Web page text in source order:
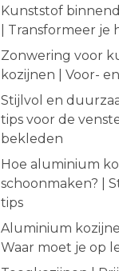
Kunststof
| Transformeer je
Zonwering voor
kozijnen | Voor-
Stijlvol en
tips voor de
bekleden
Hoe aluminium
schoonmaken? |
tips
Aluminium
Waar moet je op